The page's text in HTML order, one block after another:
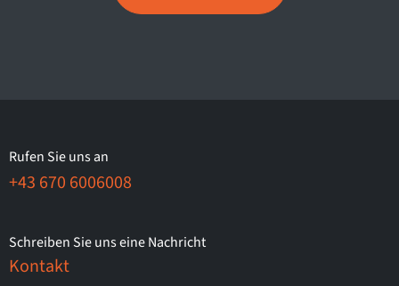
Rufen Sie uns an
+43 670 6006008
Schreiben Sie uns eine Nachricht
Kontakt